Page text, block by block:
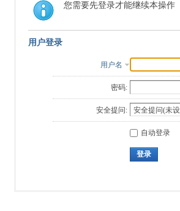
您需要先登录才能继续本操作
用户登录
用户名
密码:
安全提问:
自动登录
登录